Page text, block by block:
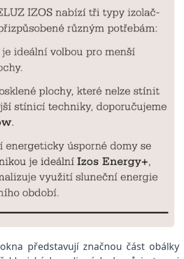
představují značnou část obálky